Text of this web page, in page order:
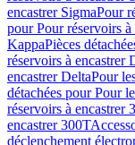
encastrer SigmaPour
pour Pour réservoirs à
KappaPièces
réservoirs à encastrer
encastrer DeltaPour
détachées pour Pour
réservoirs à encastrer
encastrer 300T
déclenchement